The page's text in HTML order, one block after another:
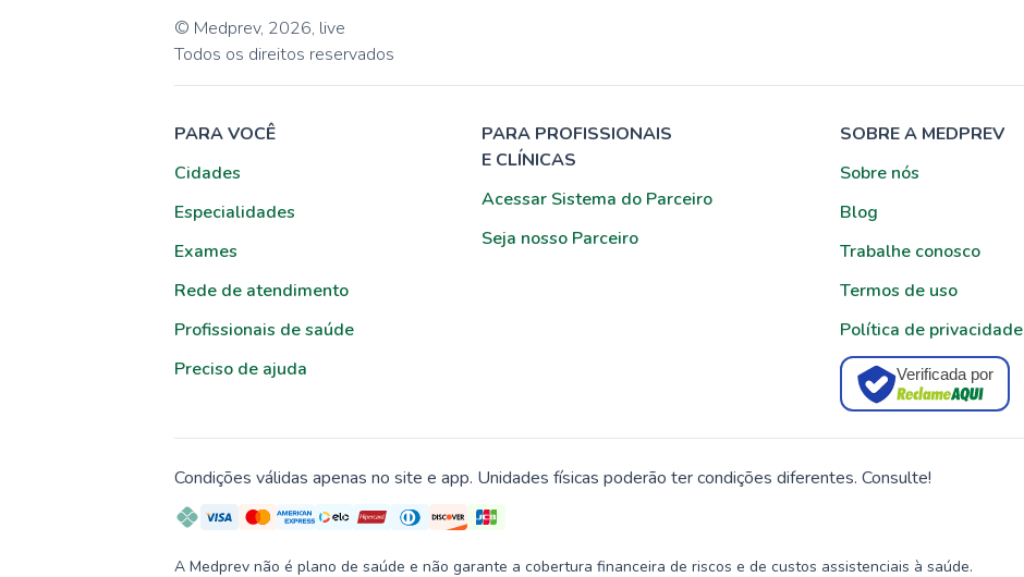
© Medprev, 2026, live
Todos os direitos reservados
PARA VOCÊ
Cidades
Especialidades
Exames
Rede de atendimento
Profissionais de saúde
Preciso de ajuda
PARA PROFISSIONAIS
E CLÍNICAS
Acessar Sistema do Parceiro
Seja nosso Parceiro
SOBRE A MEDPREV
Sobre nós
Blog
Trabalhe conosco
Termos de uso
Política de privacidade
Verificada por
Condições válidas apenas no site e app. Unidades físicas poderão ter condições diferentes. Consulte!
A Medprev não é plano de saúde e não garante a cobertura financeira de riscos e de custos assistenciais à saúde.